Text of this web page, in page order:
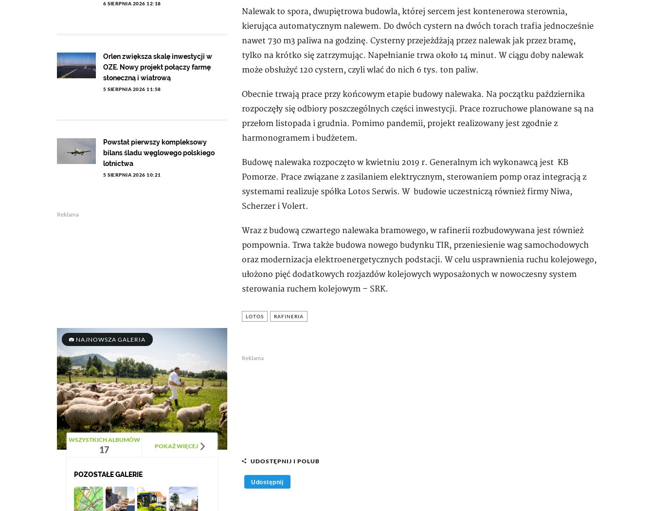
Nalewak to spora, dwupiętrowa budowla, której sercem jest kontenerowa sterownia,
kierująca automatycznym nalewem. Do dwóch cystern na dwóch torach trafia jednocześnie
nawet 730 m3 paliwa na godzinę. Cysterny przejeżdżają przez nalewak jak przez bramę,
tylko na krótko się zatrzymując. Napełnianie trwa około 14 minut. W ciągu doby nalewak
może obsłużyć 120 cystern, czyli wlać do nich 6 tys. ton paliw.
Obecnie trwają prace przy końcowym etapie budowy nalewaka. Na początku października
rozpoczęły się odbiory poszczególnych części inwestycji. Prace rozruchowe planowane są na
przełom listopada i grudnia. Pomimo pandemii, projekt realizowany jest zgodnie z
harmonogramem i budżetem.
Budowę nalewaka rozpoczęto w kwietniu 2019 r. Generalnym ich wykonawcą jest KB
Pomorze. Prace związane z zasilaniem elektrycznym, sterowaniem pomp oraz integracją z
systemami realizuje spółka Lotos Serwis. W budowie uczestniczą również firmy Niwa,
Scherzer i Volert.
Wraz z budową czwartego nalewaka bramowego, w rafinerii rozbudowywana jest również
pompownia. Trwa także budowa nowego budynku TIR, przeniesienie wag samochodowych
oraz modernizacja elektroenergetycznych podstacji. W celu usprawnienia ruchu kolejowego,
ułożono pięć dodatkowych rozjazdów kolejowych wyposażonych w nowoczesny system
sterowania ruchem kolejowym – SRK.
LOTOS RAFINERIA
Reklama
UDOSTĘPNIJ I POLUB
Udostępnij
6 SIERPNIA 2026 12:18
Orlen zwiększa skalę inwestycji w
OZE. Nowy projekt połączy farmę
słoneczną i wiatrową
5 SIERPNIA 2026 11:58
Powstał pierwszy kompleksowy
bilans śladu węglowego polskiego
lotnictwa
5 SIERPNIA 2026 10:21
Reklama
NAJNOWSZA GALERIA
WSZYSTKICH ALBUMÓW
17 POKAŻ WIĘCEJ
POZOSTAŁE GALERIE